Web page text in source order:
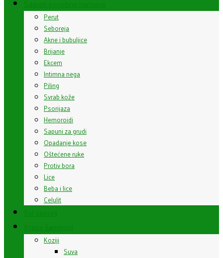
Perut
Seboreja
Akne i bubuljice
Brijanje
Ekcem
Intimna nega
Piling
Svrab kože
Psorijaza
Hemoroidi
Sapuni za grudi
Opadanje kose
Oštećene ruke
Protiv bora
Lice
Beba i lice
Celulit
Koziji
Suva